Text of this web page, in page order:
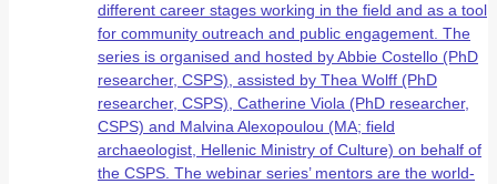
different career stages working in the field and as a tool
for community outreach and public engagement. The
series is organised and hosted by Abbie Costello (PhD
researcher, CSPS), assisted by Thea Wolff (PhD
researcher, CSPS), Catherine Viola (PhD researcher,
CSPS) and Malvina Alexopoulou (MA; field
archaeologist, Hellenic Ministry of Culture) on behalf of
the CSPS. The webinar series’ mentors are the world-